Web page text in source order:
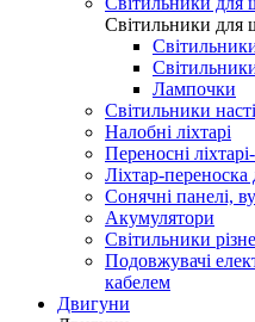
Світильники
Лампочки
Світильники
Налобні ліхтарі
Переносні
Ліхтар-
Сонячні панелі,
Акумулятори
Світильники різне
Подовжувачі
кабелем
Двигуни